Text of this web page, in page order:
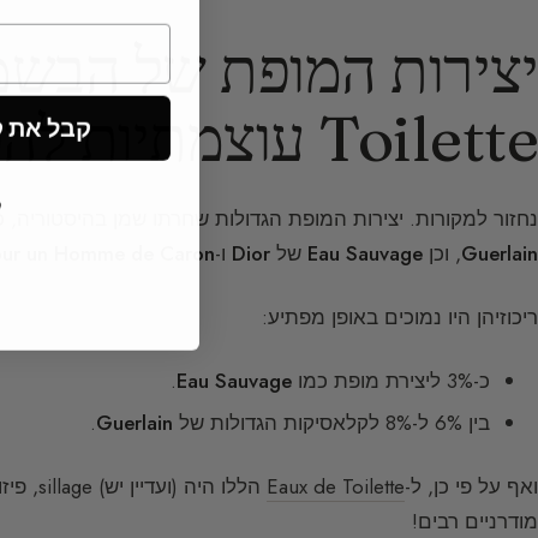
Toilette עוצמתיות להפליא
נחזור למקורות. יצירות המופת הגדולות שחרתו שמן בהיסטוריה,
Guerlain, וכן Eau Sauvage של Dior ו-un Homme de Caron
ריכוזיהן היו נמוכים באופן מפתיע:
כ-3% ליצירת מופת כמו Eau Sauvage
.
בין 6% ל-8% לקלאסיקות הגדולות של
Guerlain
.
ואף על פי כן, ל-Eaux de Toilette
מודרניים רבים!
קבל את קוד